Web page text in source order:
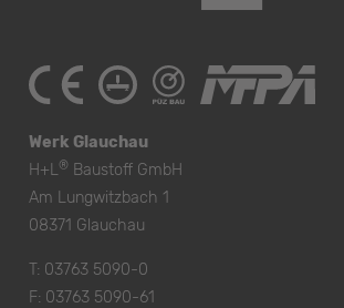
Werk Glauchau
H+L® Baustoff GmbH
Am Lungwitzbach 1
08371 Glauchau
T: 03763 5090-0
F: 03763 5090-61